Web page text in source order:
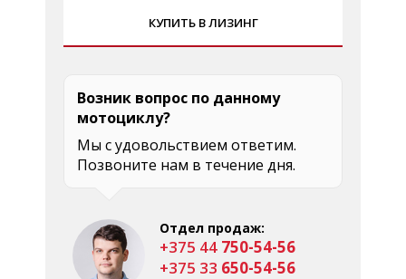
КУПИТЬ В ЛИЗИНГ
Возник вопрос по данному
мотоциклу?
Мы с удовольствием ответим.
Позвоните нам в течение дня.
Отдел продаж:
+375 44 750-54-56
+375 33 650-54-56